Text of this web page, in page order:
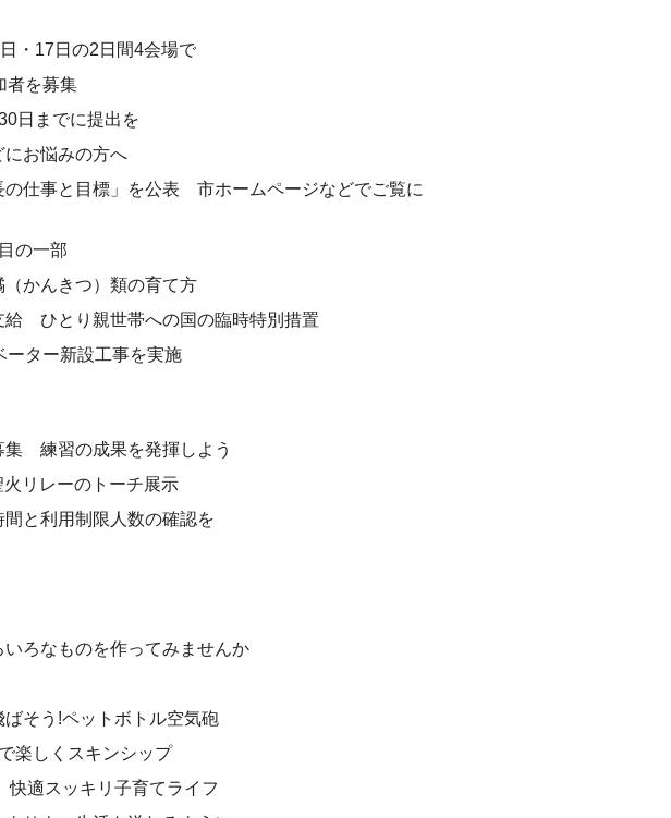
・17日の2日間4会場で
者を募集
日までに提出を
お悩みの方へ
の仕事と目標」を公表 市ホームページなどでご覧に
の一部
かんきつ）類の育て方
給 ひとり親世帯への国の臨時特別措置
ター新設工事を実施
集 練習の成果を発揮しよう
リレーのトーチ展示
と利用制限人数の確認を
ろなものを作ってみませんか
そう!ペットボトル空気砲
楽しくスキンシップ
適スッキリ子育てライフ